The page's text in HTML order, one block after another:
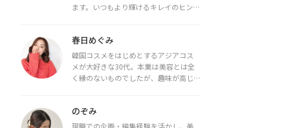
ます。いつもより輝けるキレイのヒント
春日めぐみ
韓国コスメをはじめとするアジアコス
メが大好きな30代。本業は美容とは全
く縁のないものでしたが、趣味が高じ
ライターとして活動中。
都内で16タイプパーソナルカラー診
のぞみ
現職での企画・編集経験を活かし、美